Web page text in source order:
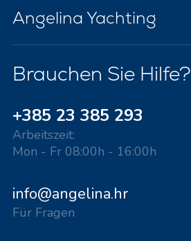
Angelina Yachting
Brauchen Sie Hilfe?
+385 23 385 293
Arbeitszeit:
Mon - Fr 08:00h - 16:00h
info@angelina.hr
Für Fragen